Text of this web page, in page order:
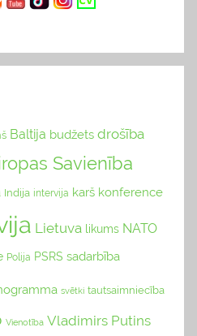
Baltija budžets drošība
Savienība
Indija intervija karš konference
Lietuva likums NATO
Polija PSRS sadarbība
svētki tautsaimniecība
Vienotība Vladimirs Putins